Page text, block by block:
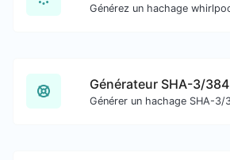
Générateur SHA-3/384